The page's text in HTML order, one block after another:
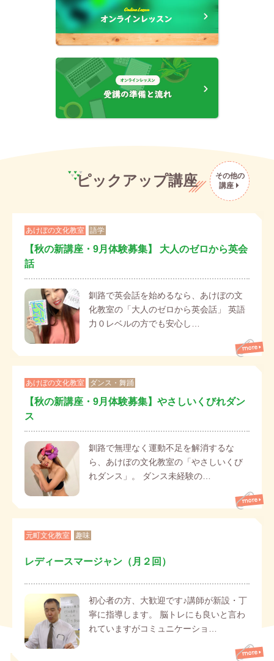
ピックアップ講座
その他の
講座
あけぼの文化教室 語学
【秋の新講座・9月体験募集】 大人のゼロから英会
話
釧路で英会話を始めるなら、あけぼの文
化教室の「大人のゼロから英会話」 英語
力０レベルの方でも安心し…
あけぼの文化教室 ダンス・舞踊
【秋の新講座・9月体験募集】やさしいくびれダン
ス
釧路で無理なく運動不足を解消するな
ら、あけぼの文化教室の「やさしいくび
れダンス」。 ダンス未経験の…
元町文化教室 趣味
レディースマージャン（月２回）
初心者の方、大歓迎です♪講師が新設・丁
寧に指導します。 脳トレにも良いと言わ
れていますがコミュニケーショ…